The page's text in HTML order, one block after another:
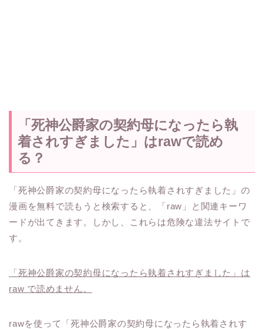
「死神公爵家の契約母になったら執
着されすぎました」はrawで読め
る？
「死神公爵家の契約母になったら執着されすぎました」の
漫画を無料で読もうと検索すると、「raw」と関連キーワ
ードが出てきます。しかし、これらは危険な違法サイトで
す。
「死神公爵家の契約母になったら執着されすぎました」は
raw で読めません。
rawを使って「死神公爵家の契約母になったら執着されす